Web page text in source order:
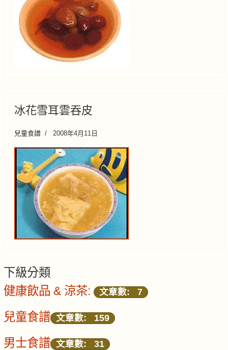
冰花雪耳雲吞皮
兒童食譜 2008年4月11日
下級分類
健康飲品 & 涼茶:
文章數: 7
兒童食譜 文章數: 159
男士食譜 文章數: 31